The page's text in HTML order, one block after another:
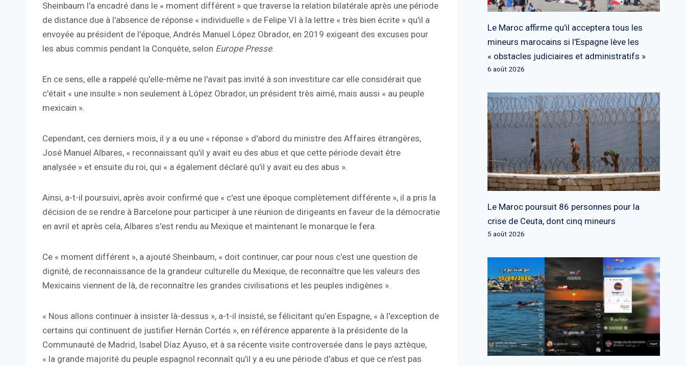
Sheinbaum l'a encadré dans le « moment différent » que traverse la relation bilatérale après une période
de distance due à l'absence de réponse « individuelle » de Felipe VI à la lettre « très bien écrite » qu'il a
envoyée au président de l'époque, Andrés Manuel López Obrador, en 2019 exigeant des excuses pour
les abus commis pendant la Conquête, selon Europe Presse.
En ce sens, elle a rappelé qu'elle-même ne l'avait pas invité à son investiture car elle considérait que
c'était « une insulte » non seulement à López Obrador, un président très aimé, mais aussi « au peuple
mexicain ».
Cependant, ces derniers mois, il y a eu une « réponse » d'abord du ministre des Affaires étrangères,
José Manuel Albares, « reconnaissant qu'il y avait eu des abus et que cette période devait être
analysée » et ensuite du roi, qui « a également déclaré qu'il y avait eu des abus ».
Ainsi, a-t-il poursuivi, après avoir confirmé que « c'est une époque complètement différente », il a pris la
décision de se rendre à Barcelone pour participer à une réunion de dirigeants en faveur de la démocratie
en avril et après cela, Albares s'est rendu au Mexique et maintenant le monarque le fera.
Ce « moment différent », a ajouté Sheinbaum, « doit continuer, car pour nous c'est une question de
dignité, de reconnaissance de la grandeur culturelle du Mexique, de reconnaître que les valeurs des
Mexicains viennent de là, de reconnaître les grandes civilisations et les peuples indigènes ».
« Nous allons continuer à insister là-dessus », a-t-il insisté, se félicitant qu'en Espagne, « à l'exception de
certains qui continuent de justifier Hernán Cortés », en référence apparente à la présidente de la
Communauté de Madrid, Isabel Díaz Ayuso, et à sa récente visite controversée dans le pays aztèque,
« la grande majorité du peuple espagnol reconnaît qu'il y a eu une période d'abus et que ce n'est pas
Le Maroc affirme qu'il acceptera tous les
mineurs marocains si l'Espagne lève les
« obstacles judiciaires et administratifs »
6 août 2026
Le Maroc poursuit 86 personnes pour la
crise de Ceuta, dont cinq mineurs
5 août 2026